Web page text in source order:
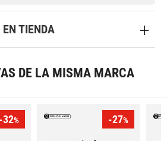
TIENDA
DE LA MISMA MARCA
-32% -27%